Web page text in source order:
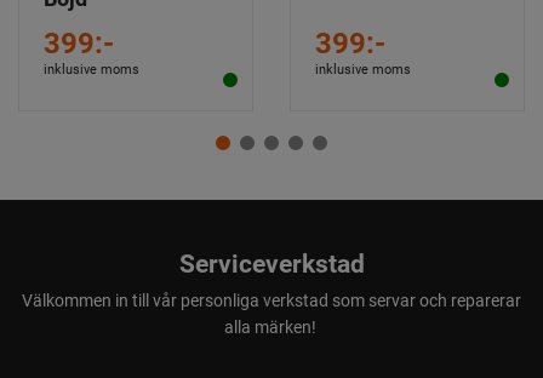
399:-
inklusive moms
399:-
inklusive moms
Serviceverkstad
Välkommen in till vår personliga verkstad som servar och reparerar
alla märken!